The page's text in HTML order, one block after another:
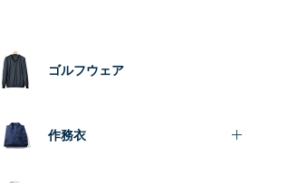
ゴルフウェア
作務衣